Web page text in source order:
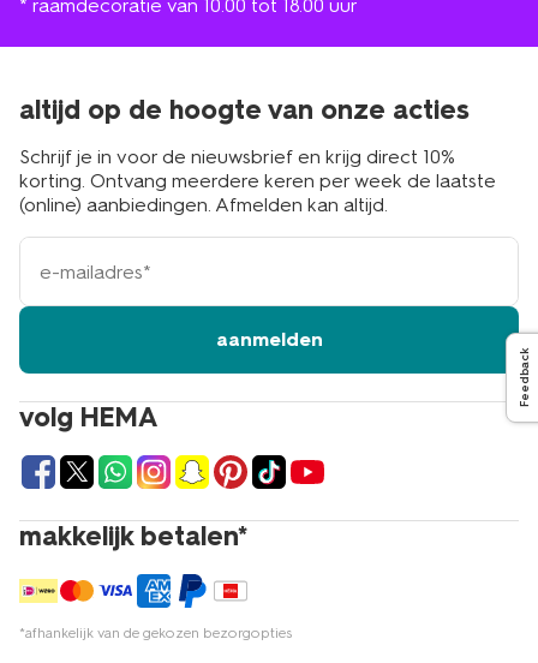
* raamdecoratie van 10.00 tot 18.00 uur
volg HEMA
makkelijk betalen*
*afhankelijk van de gekozen bezorgopties
altijd op de hoogte van onze acties
Schrijf je in voor de nieuwsbrief en krijg direct 10%
korting. Ontvang meerdere keren per week de laatste
(online) aanbiedingen. Afmelden kan altijd.
e-
mailadres
aanmelden
Feedback